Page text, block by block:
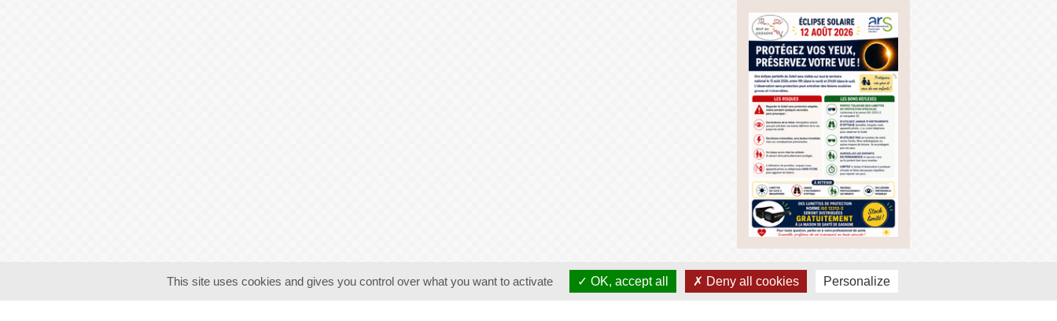
ACTUALITÉ
This site uses cookies and gives you control over what you want to activate OK, accept all Deny all cookies Personalize